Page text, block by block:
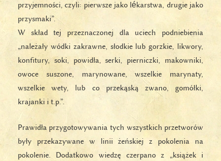
przyjemności, czyli: pierwsze jako lékarstwa, drugie jako
przysmaki”.
W skład tej przeznaczonej dla uciech podniebienia
„należały wódki zakrawne, słodkie lub gorzkie, likwory,
konfitury, soki, powidła, serki, pierniczki, makowniki,
owoce suszone, marynowane, wszelkie marynaty,
wszelkie wety, lub co przekąską zwano, gomółki,
krajanki i t.p.”.
Prawidła przygotowywania tych wszystkich przetworów
były przekazywane w linii żeńskiej z pokolenia na
pokolenie. Dodatkowo wiedzę czerpano z „książek i